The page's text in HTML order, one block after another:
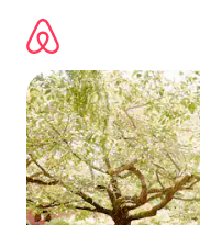
sadržaj